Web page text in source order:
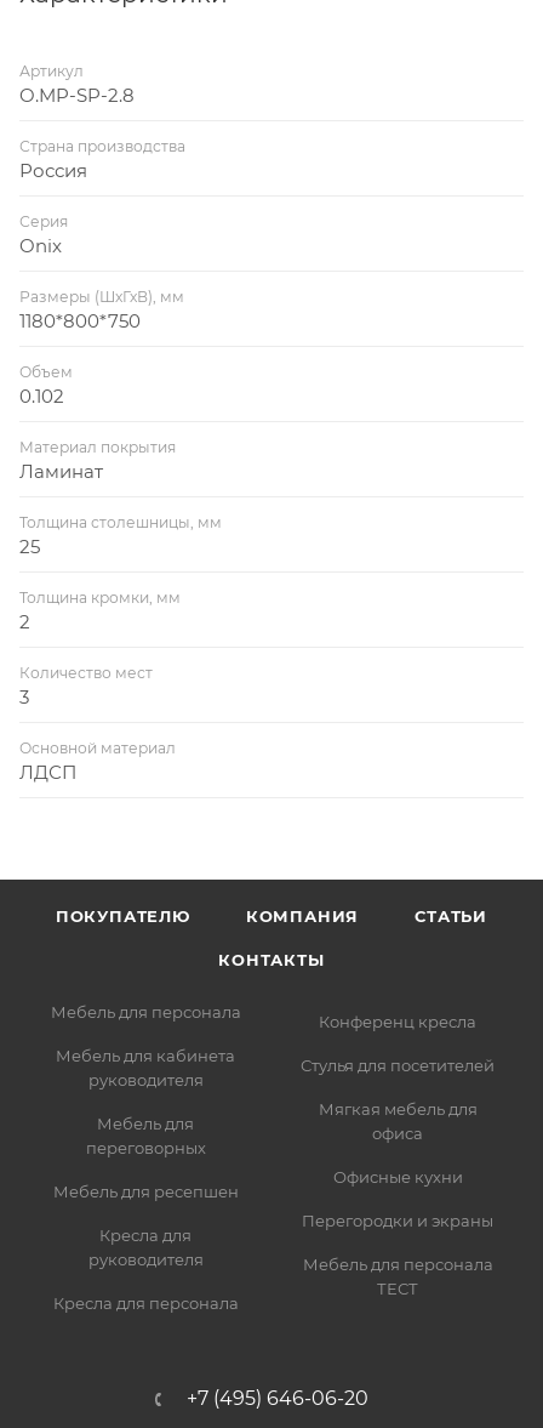
Артикул
O.MP-SP-2.8
Страна производства
Россия
Серия
Onix
Размеры (ШхГхВ), мм
1180*800*750
Объем
0.102
Материал покрытия
Ламинат
Толщина столешницы, мм
25
Толщина кромки, мм
2
Количество мест
3
Основной материал
ЛДСП
ПОКУПАТЕЛЮ КОМПАНИЯ СТАТЬИ
КОНТАКТЫ
Мебель для персонала
Мебель для кабинета
руководителя
Мебель для
переговорных
Мебель для ресепшен
Кресла для
руководителя
Кресла для персонала
Конференц кресла
Стулья для посетителей
Мягкая мебель для
офиса
Офисные кухни
Перегородки и экраны
Мебель для персонала
ТЕСТ
+7 (495) 646-06-20